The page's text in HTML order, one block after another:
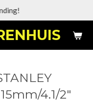
4.1/2"